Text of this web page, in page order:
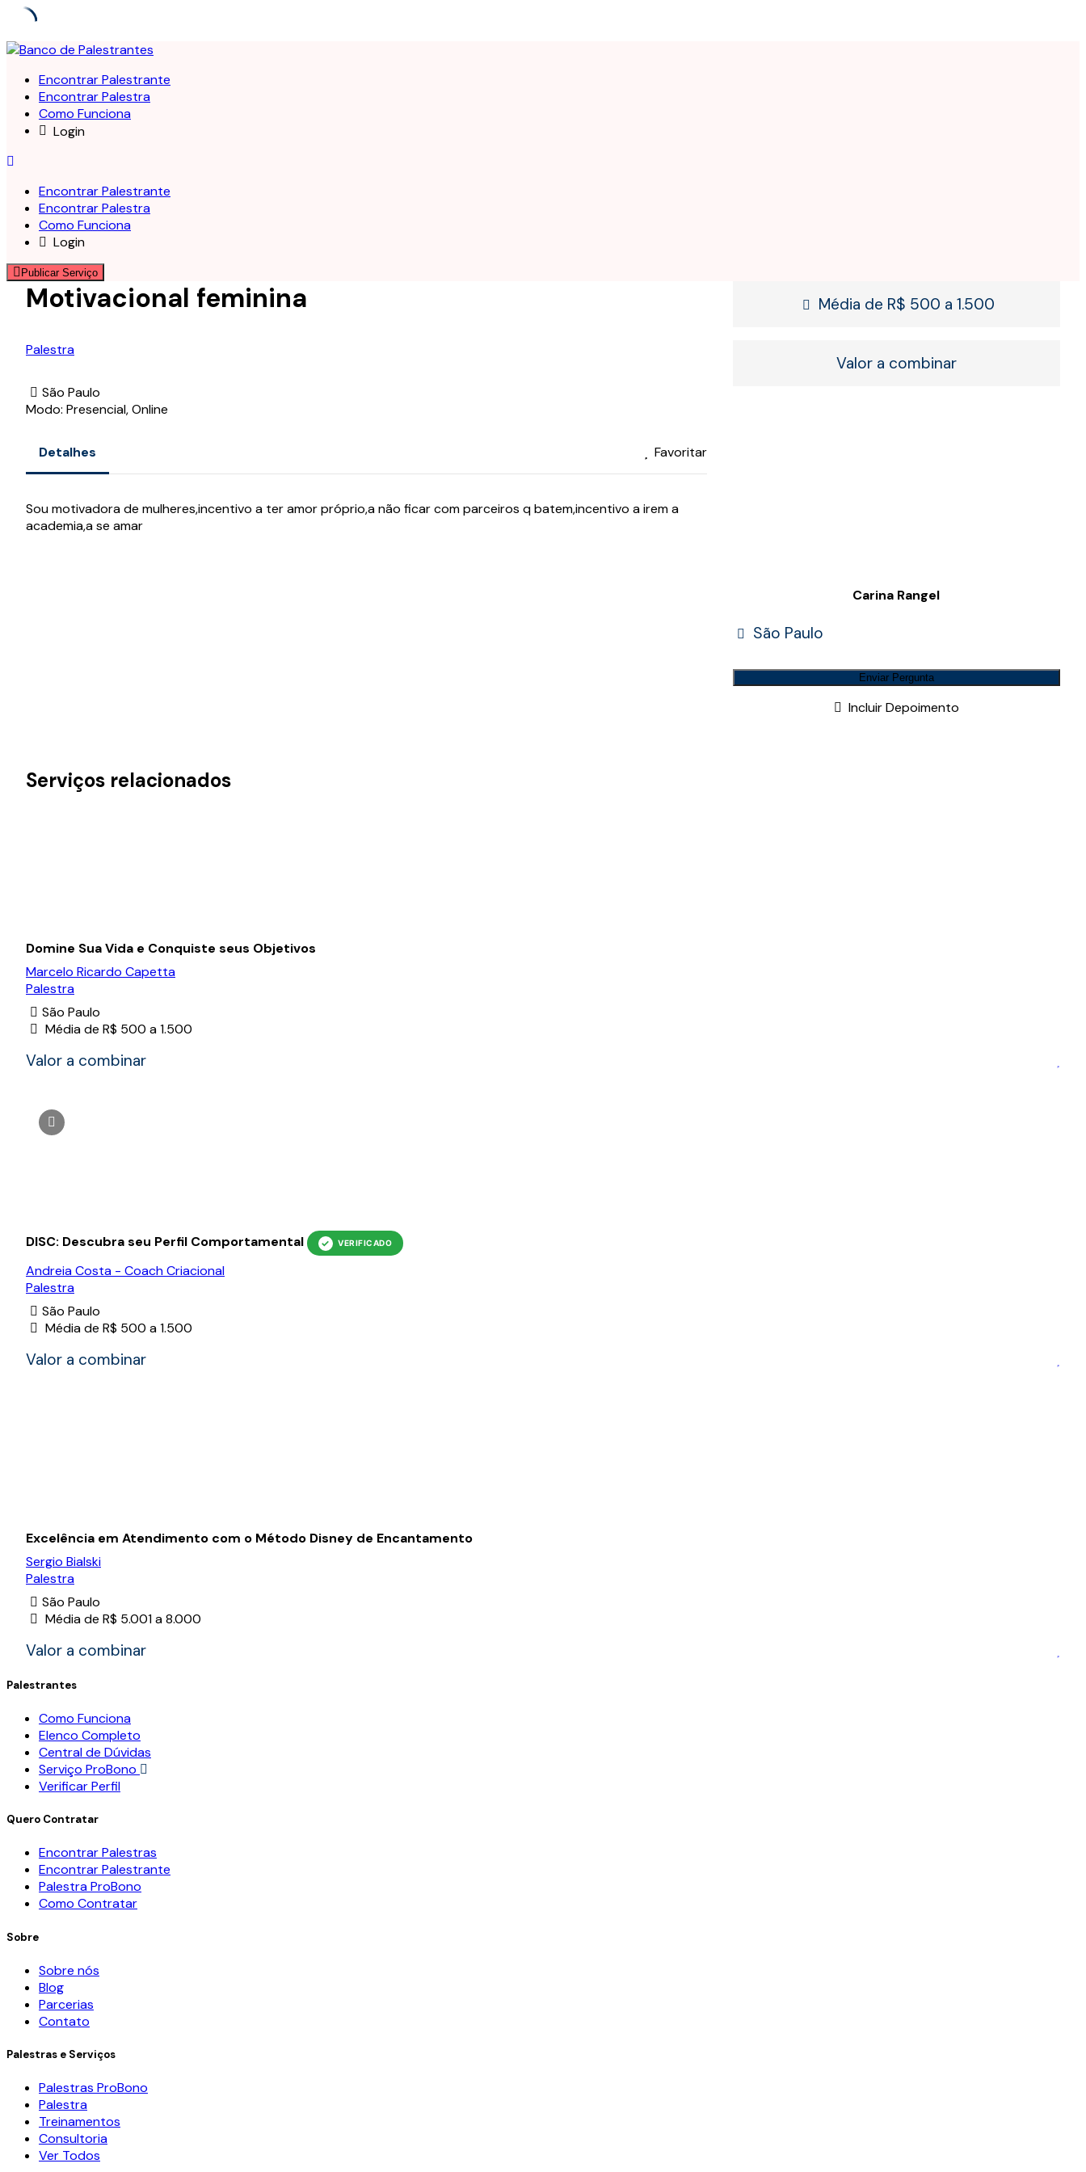
Skip
contentEncontrar Palestrante
Encontrar Palestra
Como Funciona
Login
Encontrar Palestrante
Encontrar Palestra
Como Funciona
Login
Publicar Serviço
Motivacional feminina
Palestra
São Paulo
Modo: Presencial, Online
Detalhes Favoritar
Sou motivadora de mulheres,incentivo a ter amor próprio,a não ficar com parceiros q batem,incentivo a irem a
academia,a se amar
Média de R$ 500 a 1.500
Valor a combinar
Carina Rangel
São Paulo
Enviar Pergunta
Incluir Depoimento
Serviços relacionados
Domine Sua Vida e Conquiste seus Objetivos
Marcelo Ricardo Capetta
Palestra
São Paulo
Média de R$ 500 a 1.500
Valor a combinar
DISC: Descubra seu Perfil Comportamental
Andreia Costa - Coach Criacional
Palestra
São Paulo
Média de R$ 500 a 1.500
Valor a combinar
Excelência em Atendimento com o Método Disney de Encantamento
Sergio Bialski
Palestra
São Paulo
Média de R$ 5.001 a 8.000
Valor a combinar
Palestrantes
Como Funciona
Elenco Completo
Central de Dúvidas
Serviço ProBono
Verificar Perfil
Quero Contratar
Encontrar Palestras
Encontrar Palestrante
Palestra ProBono
Como Contratar
Sobre
Sobre nós
Blog
Parcerias
Contato
Palestras e Serviços
Palestras ProBono
Palestra
Treinamentos
Consultoria
Ver Todos